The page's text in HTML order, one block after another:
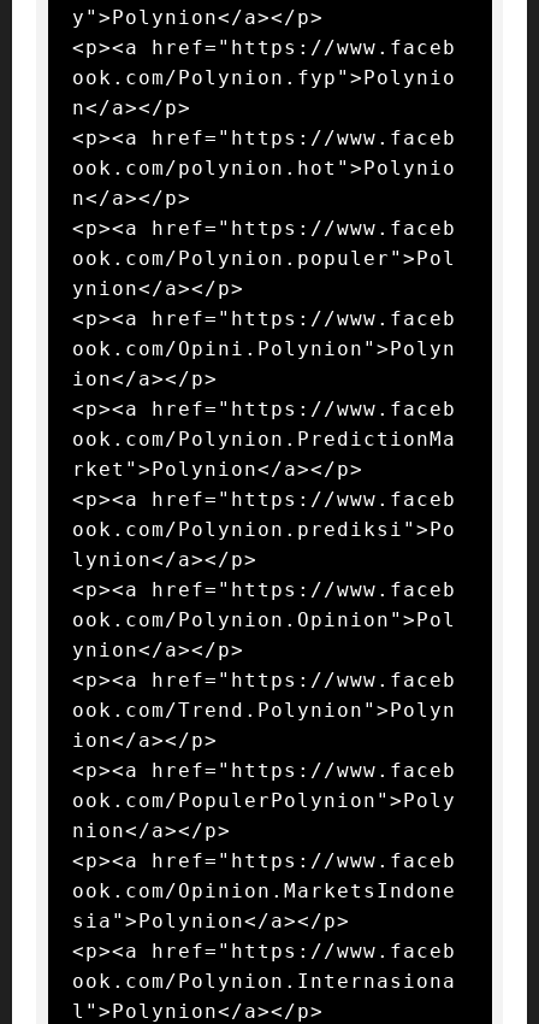
y">Polynion</a></p>
<p><a href="https://www.faceb
ook.com/Polynion.fyp">Polynio
n</a></p>
<p><a href="https://www.faceb
ook.com/polynion.hot">Polynio
n</a></p>
<p><a href="https://www.faceb
ook.com/Polynion.populer">Pol
ynion</a></p>
<p><a href="https://www.faceb
ook.com/Opini.Polynion">Polyn
ion</a></p>
<p><a href="https://www.faceb
ook.com/Polynion.PredictionMa
rket">Polynion</a></p>
<p><a href="https://www.faceb
ook.com/Polynion.prediksi">Po
lynion</a></p>
<p><a href="https://www.faceb
ook.com/Polynion.Opinion">Pol
ynion</a></p>
<p><a href="https://www.faceb
ook.com/Trend.Polynion">Polyn
ion</a></p>
<p><a href="https://www.faceb
ook.com/PopulerPolynion">Poly
nion</a></p>
<p><a href="https://www.faceb
ook.com/Opinion.MarketsIndone
sia">Polynion</a></p>
<p><a href="https://www.faceb
ook.com/Polynion.Internasiona
l">Polynion</a></p>